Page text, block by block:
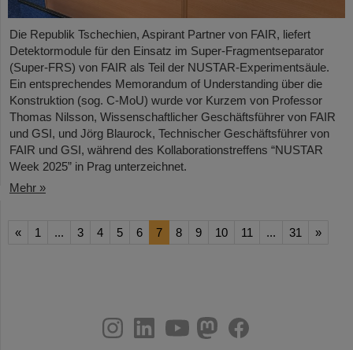
Die Republik Tschechien, Aspirant Partner von FAIR, liefert
Detektormodule für den Einsatz im Super-Fragmentseparator
(Super-FRS) von FAIR als Teil der NUSTAR-Experimentsäule.
Ein entsprechendes Memorandum of Understanding über die
Konstruktion (sog. C-MoU) wurde vor Kurzem von Professor
Thomas Nilsson, Wissenschaftlicher Geschäftsführer von FAIR
und GSI, und Jörg Blaurock, Technischer Geschäftsführer von
FAIR und GSI, während des Kollaborationstreffens “NUSTAR
Week 2025” in Prag unterzeichnet.
Mehr »
« 1 ... 3 4 5 6 7 8 9 10 11 ... 31 »
youtube
helmholtz.social
facebook